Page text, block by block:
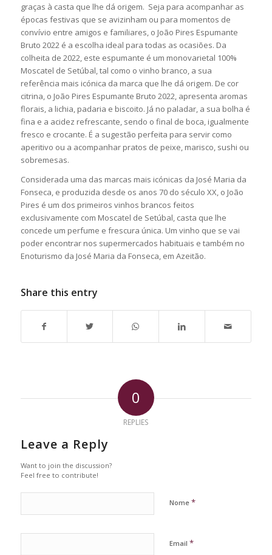
graças à casta que lhe dá origem. Seja para acompanhar as
épocas festivas que se avizinham ou para momentos de
convívio entre amigos e familiares, o João Pires Espumante
Bruto 2022 é a escolha ideal para todas as ocasiões. Da
colheita de 2022, este espumante é um monovarietal 100%
Moscatel de Setúbal, tal como o vinho branco, a sua
referência mais icónica da marca que lhe dá origem. De cor
citrina, o João Pires Espumante Bruto 2022, apresenta aromas
florais, a lichia, padaria e biscoito. Já no paladar, a sua bolha é
fina e a acidez refrescante, sendo o final de boca, igualmente
fresco e crocante. É a sugestão perfeita para servir como
aperitivo ou a acompanhar pratos de peixe, marisco, sushi ou
sobremesas.
Considerada uma das marcas mais icónicas da José Maria da
Fonseca, e produzida desde os anos 70 do século XX, o João
Pires é um dos primeiros vinhos brancos feitos
exclusivamente com Moscatel de Setúbal, casta que lhe
concede um perfume e frescura única. Um vinho que se vai
poder encontrar nos supermercados habituais e também no
Enoturismo da José Maria da Fonseca, em Azeitão.
Share this entry
0
REPLIES
Leave a Reply
Want to join the discussion?
Feel free to contribute!
Nome *
Email *